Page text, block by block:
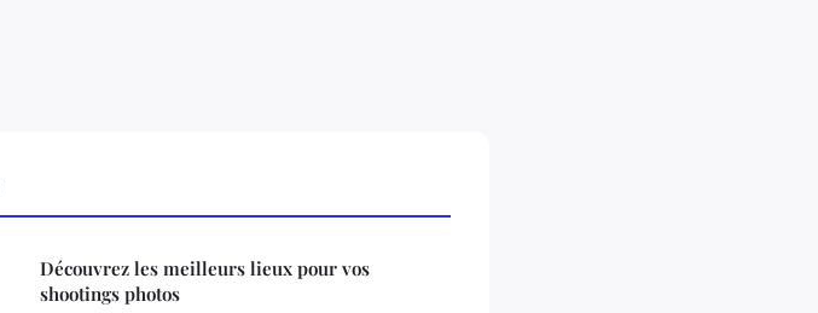
Découvrez les meilleurs lieux pour vos
shootings photos